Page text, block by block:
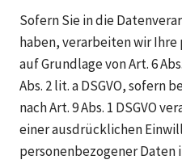
Sofern Sie in die
haben, verarbeiten wir
auf Grundlage von Art. 6
Abs. 2 lit. a DSGVO, sofern
nach Art. 9 Abs. 1 DSGVO
einer ausdrücklichen
personenbezogener